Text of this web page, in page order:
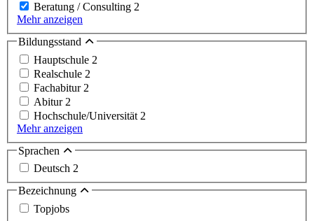
Beratung / Consulting 2
Mehr anzeigen
Bildungsstand
Hauptschule 2
Realschule 2
Fachabitur 2
Abitur 2
Hochschule/Universität 2
Mehr anzeigen
Sprachen
Deutsch 2
Bezeichnung
Topjobs